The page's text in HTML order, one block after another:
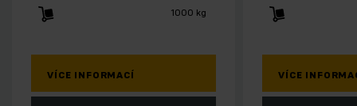
2000 kg
VÍCE INFORMACÍ VÍCE